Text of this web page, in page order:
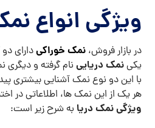
ویژگی انواع
در بازار فروش،نمک خوراکیدارای
یکینمک دریایی نام گرفته و
با این دو نوع نمک آشنایی بیشتری
هر یک از این نمک ها، اطلاعاتی در
ویژگی نمک دریا به شرح زیر است: